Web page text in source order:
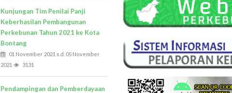
Kunjungan Tim Penilai Panji
Keberhasilan Pembangunan
Perkebunan Tahun 2021 ke Kota
Bontang
01 November 2021 s.d. 05 November
2021
3131
Pendampingan dan Pemberdayaan